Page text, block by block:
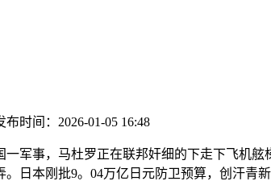
布时间： 2026-01-05 16:48
事，马杜罗正在联邦奸细的下走下飞机舷
日本刚批9。04万亿日元防卫预算，创汗